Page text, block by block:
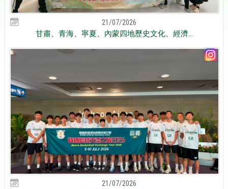
21/07/2026
甘肅、青海、寧夏、內蒙四地歷史文化、經濟...
21/07/2026